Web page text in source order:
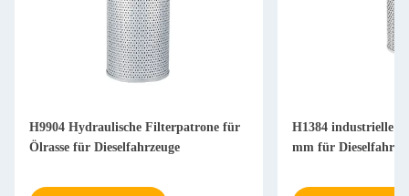
H9904 Hydraulische Filterpatrone für
Ölrasse für Dieselfahrzeuge
H1384 industrielle
mm für